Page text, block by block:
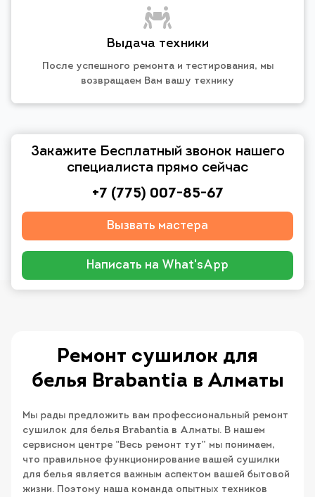
Выдача техники
После успешного ремонта и тестирования, мы
возвращаем Вам вашу технику
Закажите Бесплатный звонок нашего
специалиста прямо сейчас
+7 (775) 007-85-67
Вызвать мастера
Написать на What'sApp
Ремонт сушилок для
белья Brabantia​ в Алматы
Мы рады предложить вам профессиональный ремонт
сушилок для белья Brabantia в Алматы. В нашем
сервисном центре “Весь ремонт тут” мы понимаем,
что правильное функционирование вашей сушилки
для белья является важным аспектом вашей бытовой
жизни. Поэтому наша команда опытных техников